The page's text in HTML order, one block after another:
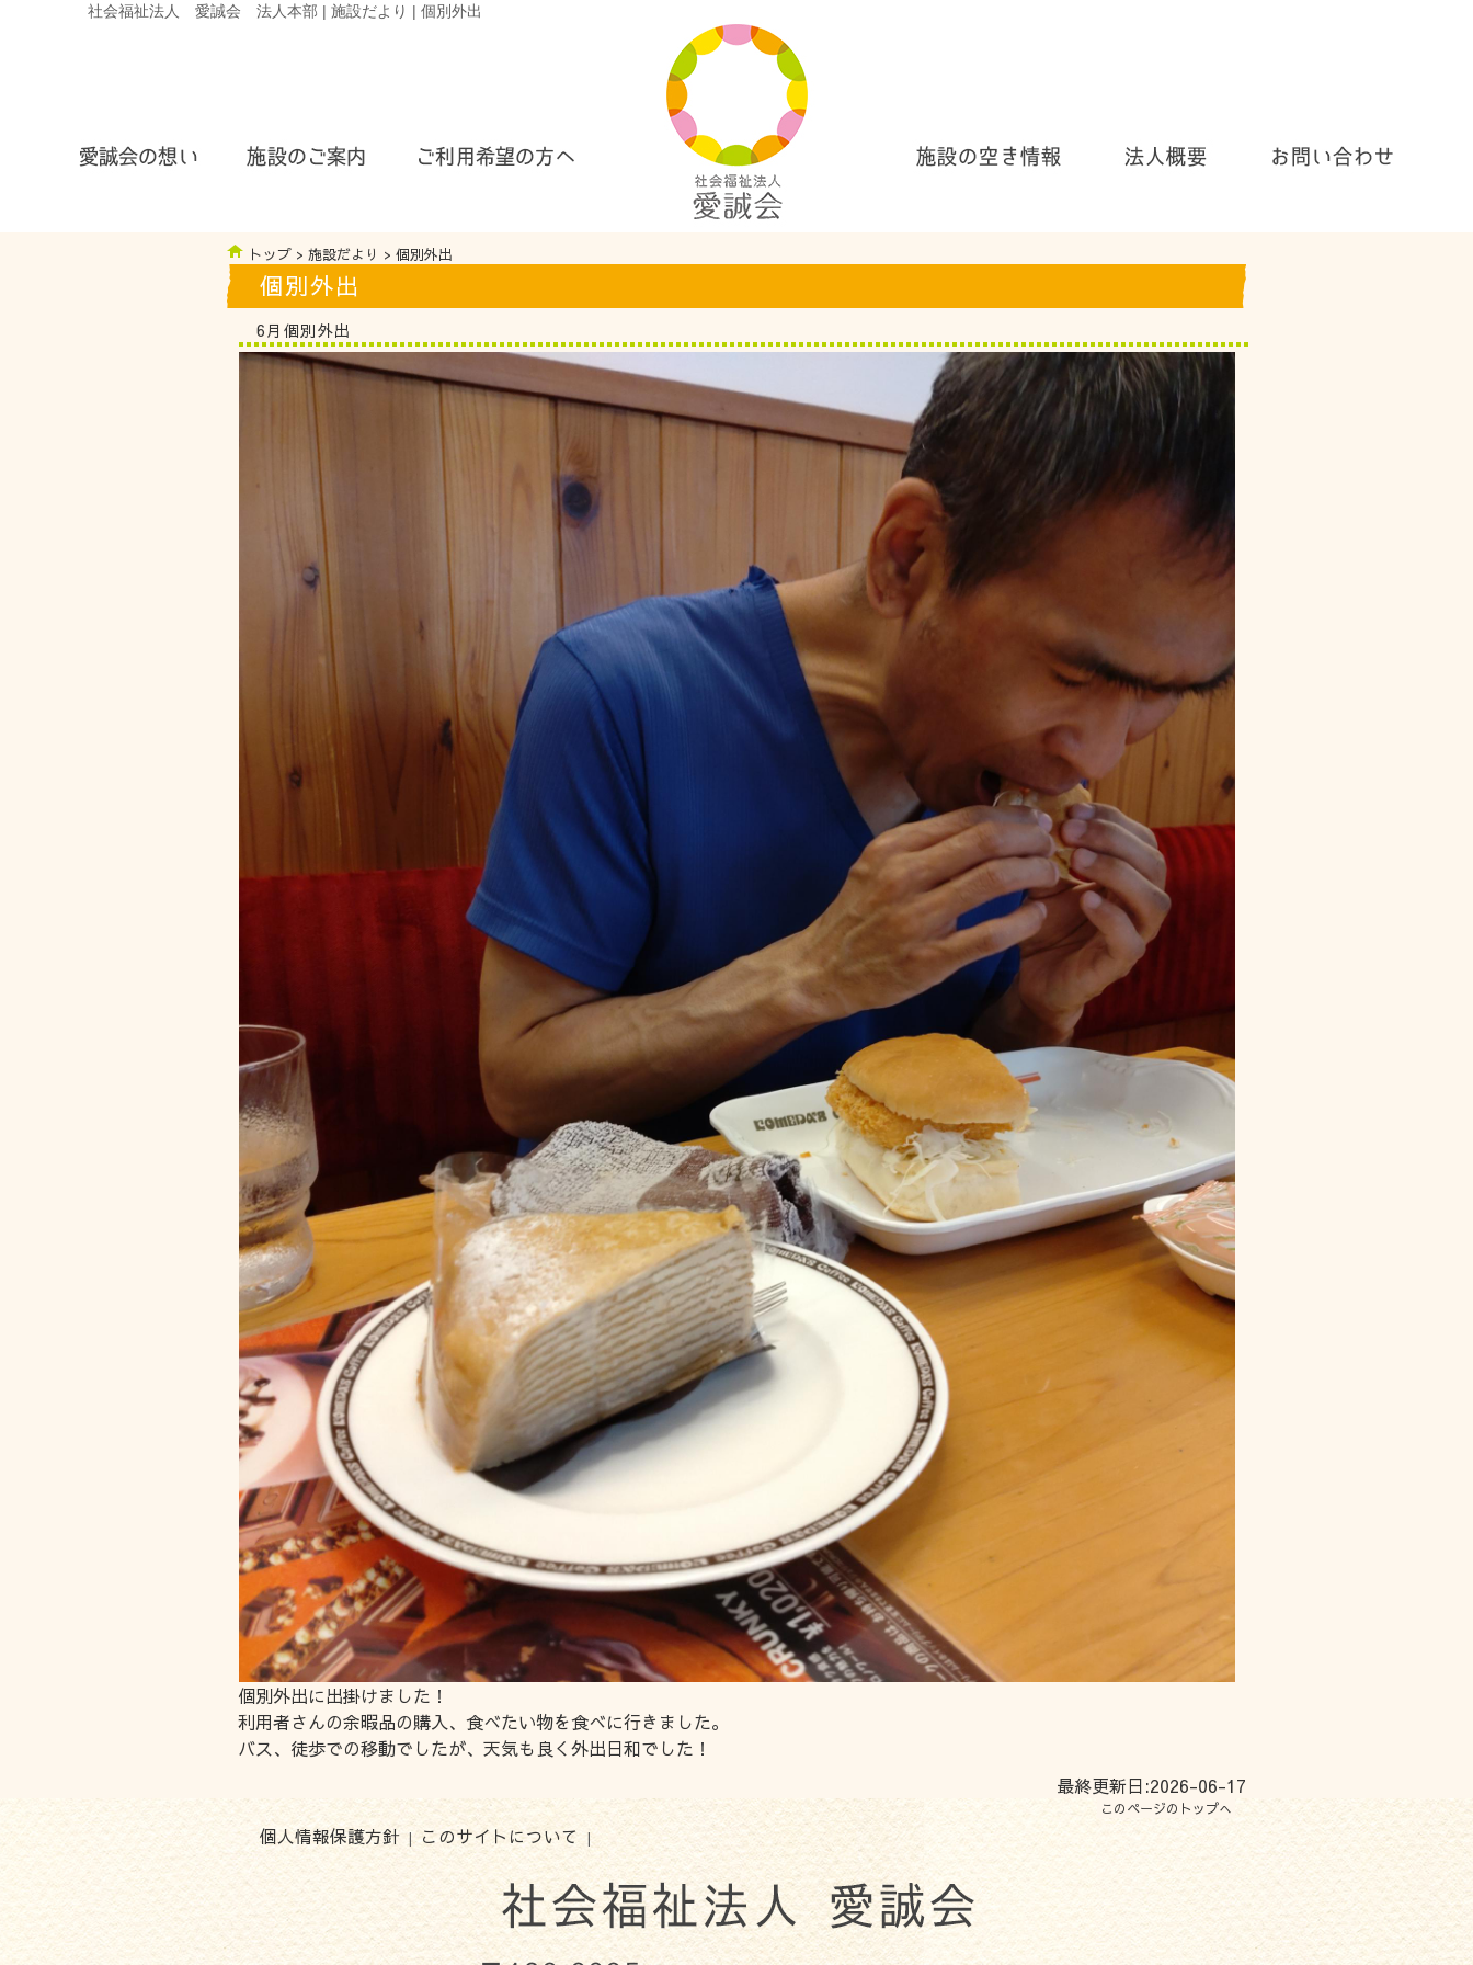
社会福祉法人 愛誠会 法人本部 | 施設だより | 個別外出
トップ > 施設だより > 個別外出
個別外出
6月個別外出
個別外出に出掛けました！
利用者さんの余暇品の購入、食べたい物を食べに行きました。
バス、徒歩での移動でしたが、天気も良く外出日和でした！
最終更新日:2026-06-17
このページのトップへ
個人情報保護方針 |このサイトについて |